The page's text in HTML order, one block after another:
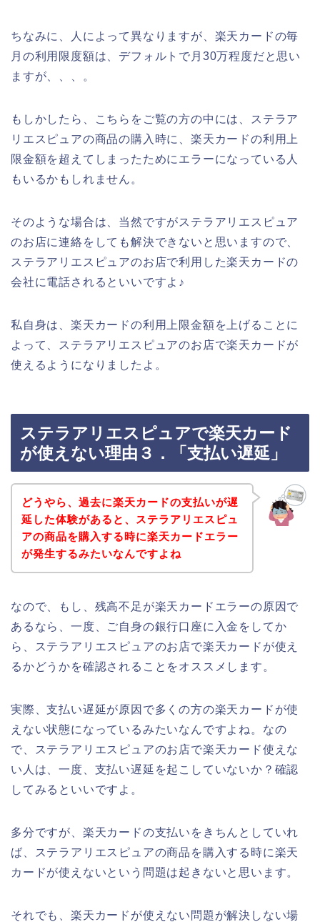
ちなみに、人によって異なりますが、楽天カードの毎
月の利用限度額は、デフォルトで月30万程度だと思い
ますが、、、。
もしかしたら、こちらをご覧の方の中には、ステラア
リエスピュアの商品の購入時に、楽天カードの利用上
限金額を超えてしまったためにエラーになっている人
もいるかもしれません。
そのような場合は、当然ですがステラアリエスピュア
のお店に連絡をしても解決できないと思いますので、
ステラアリエスピュアのお店で利用した楽天カードの
会社に電話されるといいですよ♪
私自身は、楽天カードの利用上限金額を上げることに
よって、ステラアリエスピュアのお店で楽天カードが
使えるようになりましたよ。
ステラアリエスピュアで楽天カード
が使えない理由３．「支払い遅延」
どうやら、過去に楽天カードの支払いが遅
延した体験があると、ステラアリエスピュ
アの商品を購入する時に楽天カードエラー
が発生するみたいなんですよね
なので、もし、残高不足が楽天カードエラーの原因で
あるなら、一度、ご自身の銀行口座に入金をしてか
ら、ステラアリエスピュアのお店で楽天カードが使え
るかどうかを確認されることをオススメします。
実際、支払い遅延が原因で多くの方の楽天カードが使
えない状態になっているみたいなんですよね。なの
で、ステラアリエスピュアのお店で楽天カード使えな
い人は、一度、支払い遅延を起こしていないか？確認
してみるといいですよ。
多分ですが、楽天カードの支払いをきちんとしていれ
ば、ステラアリエスピュアの商品を購入する時に楽天
カードが使えないという問題は起きないと思います。
それでも、楽天カードが使えない問題が解決しない場